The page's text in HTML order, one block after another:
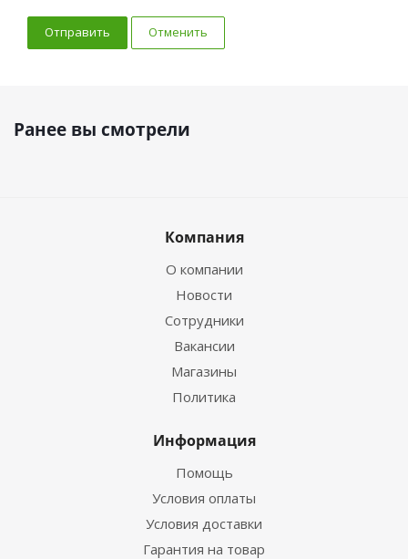
Отменить
Ранее вы смотрели
Компания
О компании
Новости
Сотрудники
Вакансии
Магазины
Политика
Информация
Помощь
Условия оплаты
Условия доставки
Гарантия на товар